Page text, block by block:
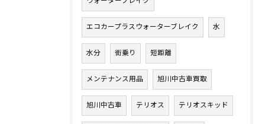
エコカープラスウォーターブレイク 水
水分 街乗り 短距離
メンテナンス用品 旭川中古車買取
旭川中古車 テリオス テリオスキッド